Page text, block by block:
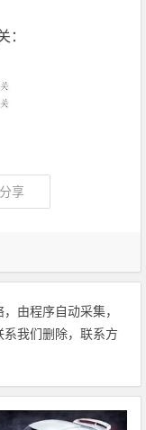
：
分享
由程序自动采集，
我们删除，联系方